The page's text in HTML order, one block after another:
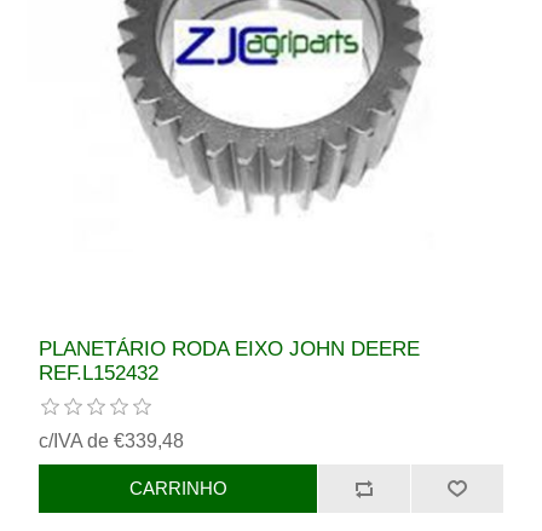
PLANETÁRIO RODA EIXO JOHN DEERE
REF.L152432
c/IVA de €339,48